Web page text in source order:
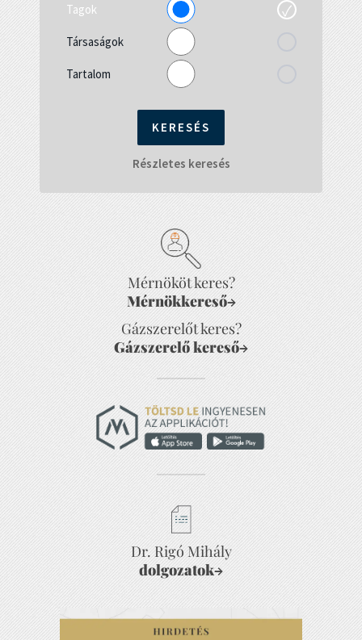
Tagok
Társaságok
Tartalom
Részletes keresés
Mérnököt keres?
Mérnökkereső→
Gázszerelőt keres?
Gázszerelő kereső→
Dr. Rigó Mihály
dolgozatok→